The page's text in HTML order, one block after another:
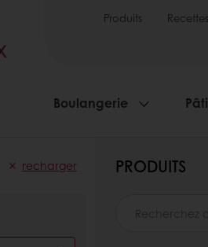
Produits Recettes
Boulangerie
recharger PRODUITS